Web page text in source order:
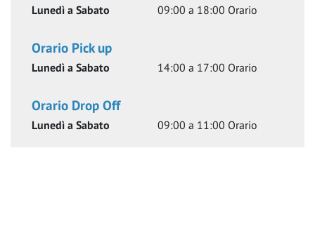
Lunedì a Sabato 09:00 a 18:00 Orario
Orario Pick up
Lunedì a Sabato 14:00 a 17:00 Orario
Orario Drop Off
Lunedì a Sabato 09:00 a 11:00 Orario